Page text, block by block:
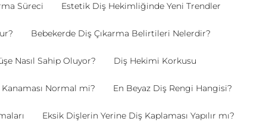
Süreci Estetik Diş Hekimliğinde Yeni Trendler
Bebekerde Diş Çıkarma Belirtileri Nelerdir?
Nasıl Sahip Oluyor? Diş Hekimi Korkusu
Normal mi? En Beyaz Diş Rengi Hangisi?
Eksik Dişlerin Yerine Diş Kaplaması Yapılır mı?